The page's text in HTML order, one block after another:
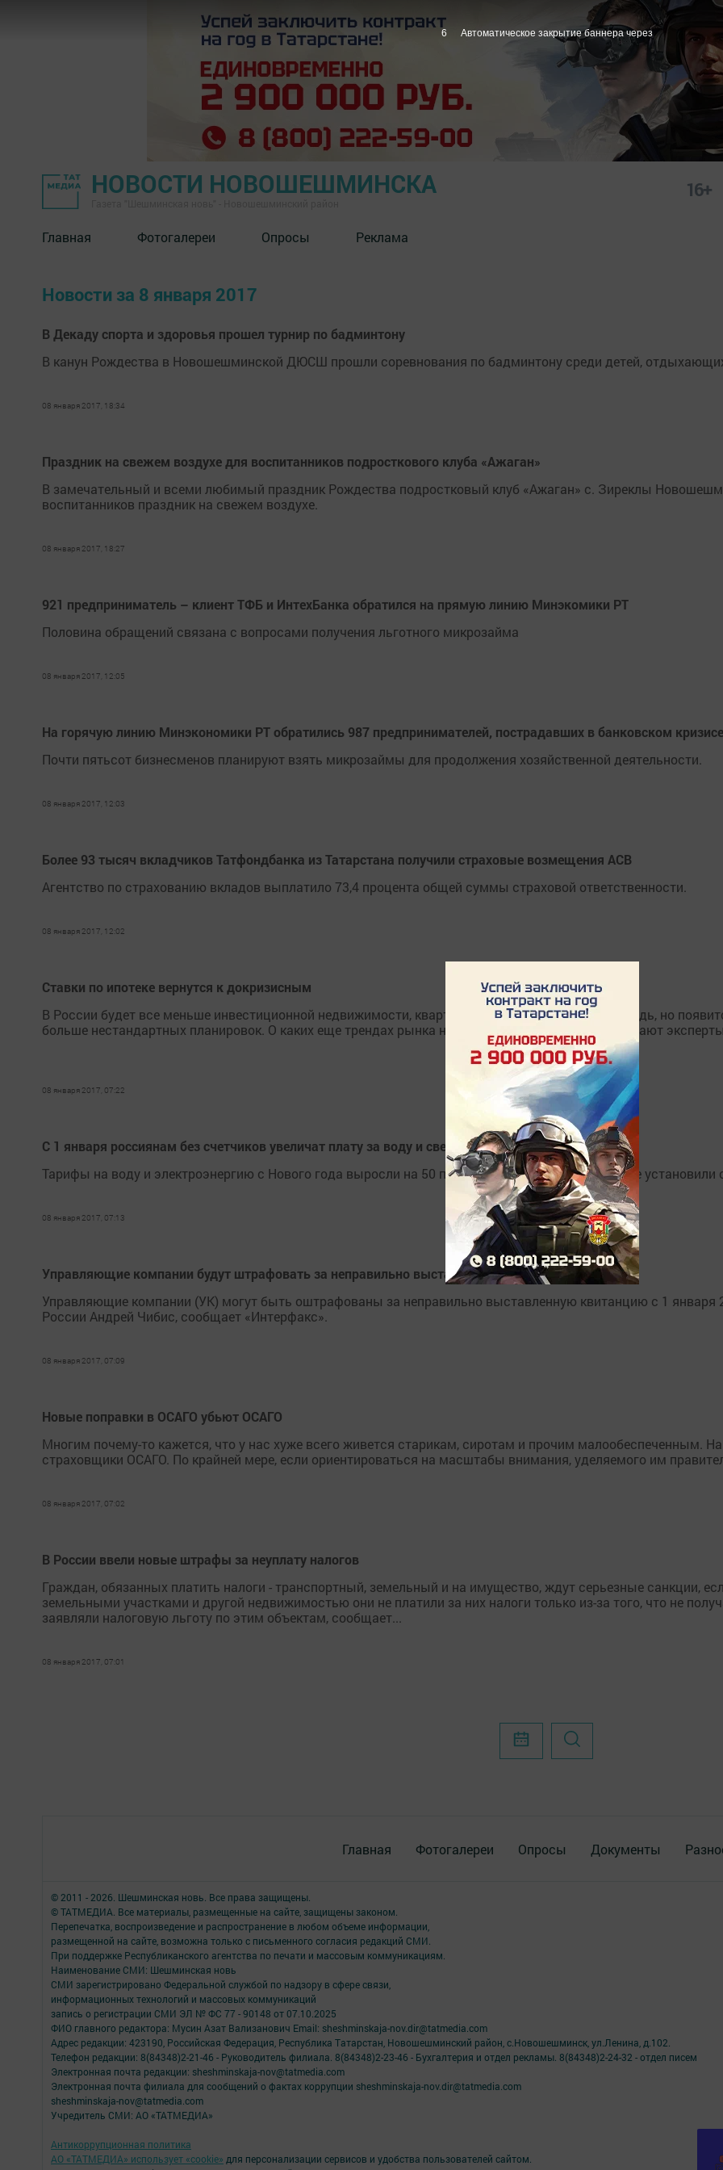
НОВОСТИ НОВОШЕШМИНСКА 16+
Главная Фотогалереи Опросы Реклама
Новости за 8 января 2017
В Декаду спорта и здоровья прошел турнир по бадминтону
В канун Рождества в Новошешминской ДЮСШ прошли соревнования по бадминтону среди детей,
08 января 2017, 18:34
Праздник на свежем воздухе для воспитанников подросткового клуба «Ажаган»
В замечательный и всеми любимый праздник Рождества подростковый клуб «Ажаган» с. Зиреклы
воспитанников праздник на свежем воздухе.
08 января 2017, 18:27
921 предприниматель – клиент ТФБ и ИнтехБанка обратился на прямую линию Минэкомики РТ
Половина обращений связана с вопросами получения льготного микрозайма
08 января 2017, 12:05
На горячую линию Минэкономики РТ обратились 987 предпринимателей, пострадавших в банковском кризисе
Почти пятьсот бизнесменов планируют взять микрозаймы для продолжения хозяйственной деятельности.
08 января 2017, 12:03
Более 93 тысяч вкладчиков Татфондбанка из Татарстана получили страховые возмещения АСВ
Агентство по страхованию вкладов выплатило 73,4 процента общей суммы страховой ответственности.
08 января 2017, 12:02
Ставки по ипотеке вернутся к докризисным
В России будет все меньше инвестиционной недвижимости, квартиры сохранят меньшую площадь, но
больше нестандартных планировок. О каких еще трендах рынка недвижимости 2017 года, уже знают
08 января 2017, 07:22
С 1 января россиянам без счетчиков увеличат плату за воду и свет
Тарифы на воду и электроэнергию с Нового года выросли на 50 процентов у россиян, которые не установили
08 января 2017, 07:13
Управляющие компании будут штрафовать за неправильно выставленный счет в квитанции
Управляющие компании (УК) могут быть оштрафованы за неправильно выставленную квитанцию с 1 января
России Андрей Чибис, сообщает «Интерфакс».
08 января 2017, 07:09
Новые поправки в ОСАГО убьют ОСАГО
Многим почему-то кажется, что у нас хуже всего живется старикам, сиротам и прочим малообеспеченным.
страховщики ОСАГО. По крайней мере, если ориентироваться на масштабы внимания, уделяемого им
08 января 2017, 07:02
В России ввели новые штрафы за неуплату налогов
Граждан, обязанных платить налоги - транспортный, земельный и на имущество, ждут серьезные санкции,
земельными участками и другой недвижимостью они не платили за них налоги только из-за того, что не
заявляли налоговую льготу по этим объектам, сообщает...
08 января 2017, 07:01
Главная Фотогалереи Опросы Документы
© 2011 - 2026. Шешминская новь. Все права защищены.
© ТАТМЕДИА. Все материалы, размещенные на сайте, защищены законом.
Перепечатка, воспроизведение и распространение в любом объеме информации,
размещенной на сайте, возможна только с письменного согласия редакций СМИ.
При поддержке Республиканского агентства по печати и массовым коммуникациям.
Наименование СМИ: Шешминская новь
СМИ зарегистрировано Федеральной службой по надзору в сфере связи,
информационных технологий и массовых коммуникаций
запись о регистрации СМИ ЭЛ № ФС 77 - 90148 от 07.10.2025
ФИО главного редактора: Мусин Азат Вализанович Email: sheshminskaja-nov.dir@tatmedia.com
Адрес редакции: 423190, Российская Федерация, Республика Татарстан, Новошешминский район, с.Новошешминск, ул.Ленина, д.102.
Телефон редакции: 8(84348)2-21-46 - Руководитель филиала. 8(84348)2-23-46 - Бухгалтерия и отдел рекламы. 8(84348)2-24-32 - отдел писем
Электронная почта редакции: sheshminskaja-nov@tatmedia.com
Электронная почта филиала для сообщений о фактах коррупции sheshminskaja-nov.dir@tatmedia.com
sheshminskaja-nov@tatmedia.com
Учредитель СМИ: АО «ТАТМЕДИА»
Антикоррупционная политика
АО «ТАТМЕДИА» использует «cookie» для персонализации сервисов и удобства пользователей сайтом.
5 Автоматическое закрытие баннера через